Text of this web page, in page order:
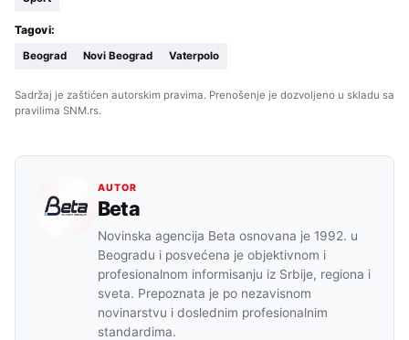
Tagovi:
Beograd Novi Beograd Vaterpolo
Sadržaj je zaštićen autorskim pravima. Prenošenje je dozvoljeno u skladu sa
pravilima SNM.rs.
AUTOR
Beta
Novinska agencija Beta osnovana je 1992. u
Beogradu i posvećena je objektivnom i
profesionalnom informisanju iz Srbije, regiona i
sveta. Prepoznata je po nezavisnom
novinarstvu i doslednim profesionalnim
standardima.